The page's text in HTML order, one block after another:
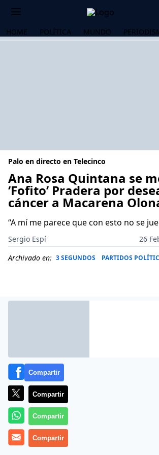
HOME POLÍTICA MUNDO
Palo en directo en Telecinco
Ana Rosa Quintana se
‘Fofito’ Pradera por
cáncer a Macarena
“A mí me parece que con esto no se
Sergio Espí
26
Archivado en: 3 SEGUNDOS PARTIDOS
Ana Rosa Quintana,
sentido común, ha cargado duramente
Máximo Pradera
Compartir
Compartir
Compartir
Compartir